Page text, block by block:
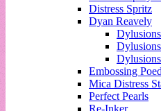
Distress Spritz
Dyan Reavely
Dylusions
Embossing
Mica Distress
Perfect Pearls
Re-Inker